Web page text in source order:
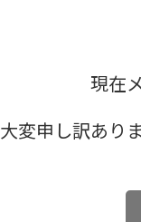
現在
大変申し訳あり